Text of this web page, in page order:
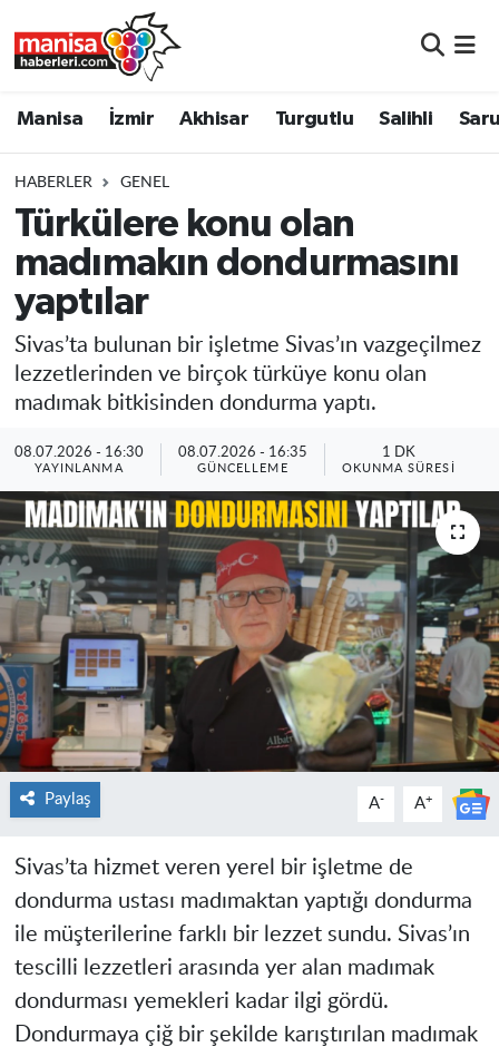
Manisa İzmir Akhisar Turgutlu Salihli
HABERLER GENEL
Türkülere konu olan
madımakın dondurmasını
yaptılar
Sivas’ta bulunan bir işletme Sivas’ın vazgeçilmez
lezzetlerinden ve birçok türküye konu olan
madımak bitkisinden dondurma yaptı.
08.07.2026 - 16:30
YAYINLANMA
08.07.2026 - 16:35
GÜNCELLEME
1 DK
OKUNMA SÜRESI
Paylaş A- A+
Sivas’ta hizmet veren yerel bir işletme de
dondurma ustası madımaktan yaptığı dondurma
ile müşterilerine farklı bir lezzet sundu. Sivas’ın
tescilli lezzetleri arasında yer alan madımak
dondurması yemekleri kadar ilgi gördü.
Dondurmaya çiğ bir şekilde karıştırılan madımak
Turgutlu
Salihli
Saruhanlı
Resmi İlanlar
Manisa Nöbetçi Eczaneler
Manisa Trafik Yoğunluk Haritası
Süper Lig Puan Durumu ve Fikstür
Tüm Manşetler
Haber Arşivi